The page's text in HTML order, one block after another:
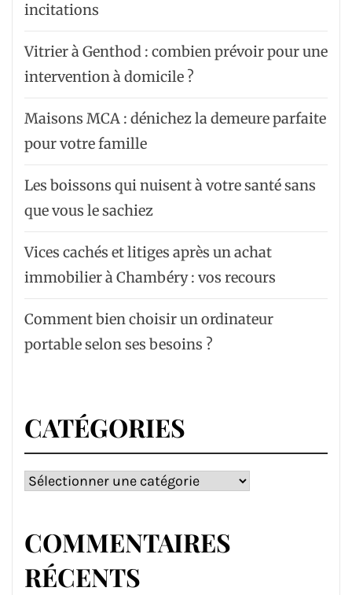
incitations
Vitrier à Genthod : combien prévoir pour une
intervention à domicile ?
Maisons MCA : dénichez la demeure parfaite
pour votre famille
Les boissons qui nuisent à votre santé sans
que vous le sachiez
Vices cachés et litiges après un achat
immobilier à Chambéry : vos recours
Comment bien choisir un ordinateur
portable selon ses besoins ?
CATÉGORIES
Catégories
COMMENTAIRES
RÉCENTS